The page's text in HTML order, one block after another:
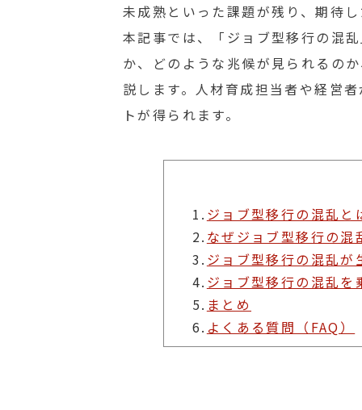
未成熟といった課題が残り、期待
本記事では、「ジョブ型移行の混
か、どのような兆候が見られるの
説します。人材育成担当者や経営
トが得られます。
1. ジョブ型移行の混乱と
2. なぜジョブ型移行の混
3. ジョブ型移行の混乱
4. ジョブ型移行の混乱を
5. まとめ
6. よくある質問（FAQ）